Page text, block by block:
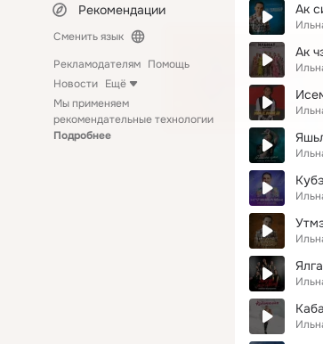
Рекомендации
Сменить язык
Рекламодателям Помощь
Новости Ещё
Мы применяем
рекомендательные технологии
Подробнее
Ак
Ак